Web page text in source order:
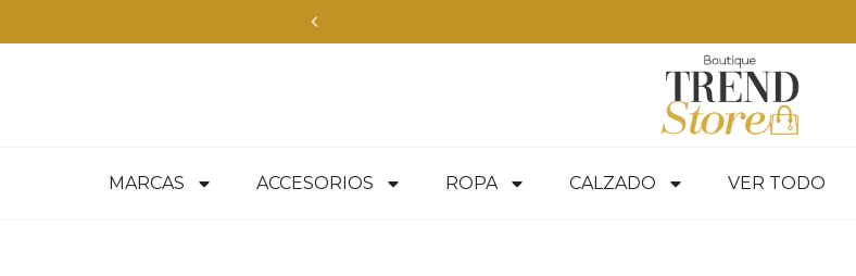
Envíos Express en RM — envíos a todo Chile en 24-48 hrs — ver
MARCAS ACCESORIOS ROPA CALZADO VER TODO